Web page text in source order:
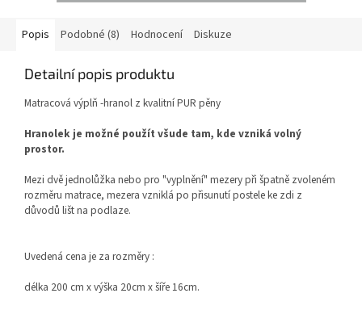
Popis Podobné (8) Hodnocení Diskuze
Detailní popis produktu
Matracová výplň -hranol z kvalitní PUR pěny
Hranolek je možné použít všude tam, kde vzniká volný
prostor.
Mezi dvě jednolůžka nebo pro "vyplnění" mezery při špatně zvoleném
rozměru matrace, mezera vzniklá po přisunutí postele ke zdi z
důvodů lišt na podlaze.
Uvedená cena je za rozměry :
délka 200 cm x výška 20cm x šíře 16cm.